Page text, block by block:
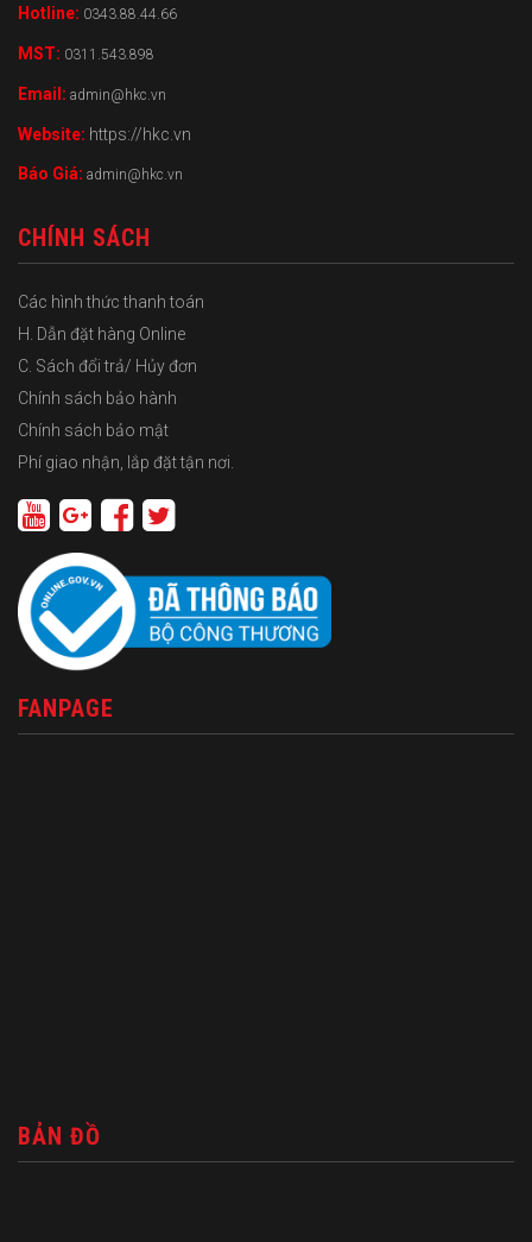
Hotline: 0343.88.44.66
MST: 0311.543.898
Email: admin@hkc.vn
Website: https://hkc.vn
Báo Giá: admin@hkc.vn
CHÍNH SÁCH
Các hình thức thanh toán
H. Dẫn đặt hàng Online
C. Sách đổi trả/ Hủy đơn
Chính sách bảo hành
Chính sách bảo mật
Phí giao nhận, lắp đặt tận nơi.
FANPAGE
BẢN ĐỒ